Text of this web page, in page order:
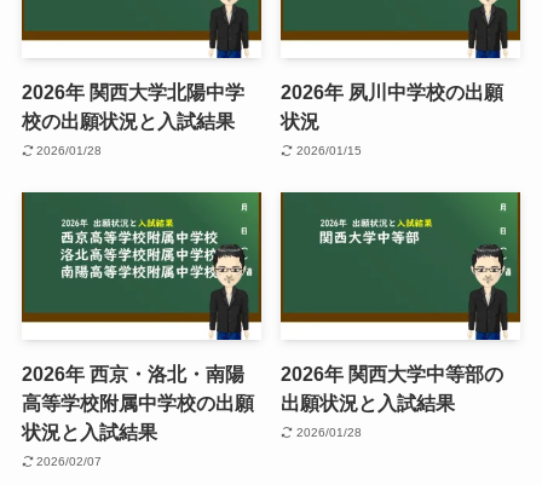
2026年 関西大学北陽中学
校の出願状況と入試結果
2026/01/28
2026年 夙川中学校の出願
状況
2026/01/15
2026年 西京・洛北・南陽
高等学校附属中学校の出願
状況と入試結果
2026/02/07
2026年 関西大学中等部の
出願状況と入試結果
2026/01/28